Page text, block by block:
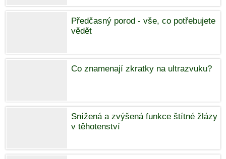
Předčasný porod - vše, co potřebujete
vědět
Co znamenají zkratky na ultrazvuku?
Snížená a zvýšená funkce štítné žlázy
v těhotenství